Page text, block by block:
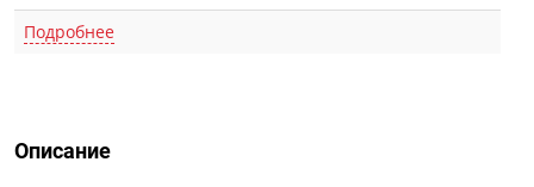
Подробнее
Описание